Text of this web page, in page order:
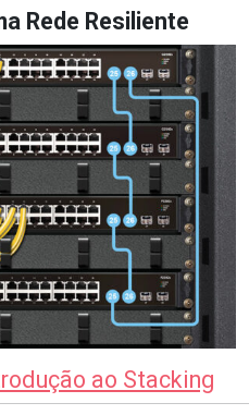
Rede Resiliente
ao Stacking